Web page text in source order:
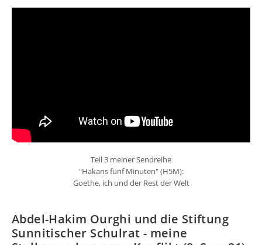
Teil 3 meiner Sendreihe
"Hakans fünf Minuten" (H5M):
Goethe, ich und der Rest der Welt
Abdel-Hakim Ourghi und die Stiftung
Sunnitischer Schulrat - meine